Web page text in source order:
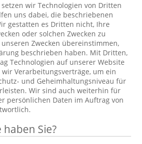
wir Technologien von Dritten
uns dabei, die beschriebenen
gestatten es Dritten nicht, Ihre
oder solchen Zwecken zu
Zwecken übereinstimmen,
beschrieben haben. Mit Dritten,
Technologien auf unserer Website
Verarbeitungsverträge, um ein
und Geheimhaltungsniveau für
Wir sind auch weiterhin für
persönlichen Daten im Auftrag von
haben Sie?